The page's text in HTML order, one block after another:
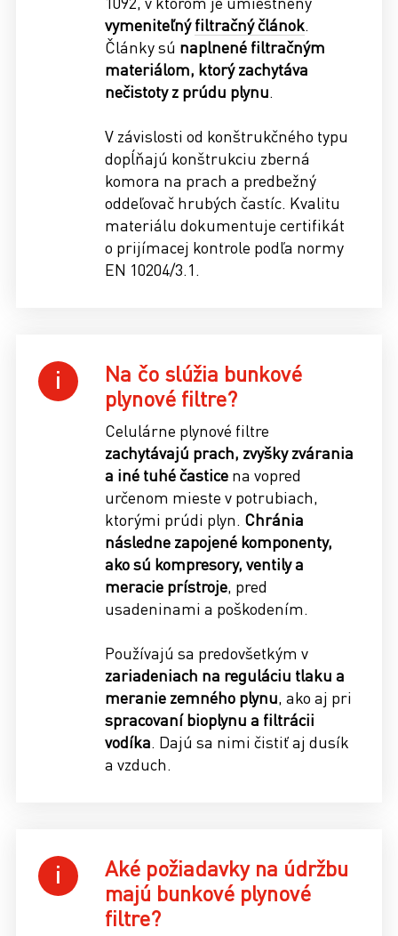
vymeniteľnýfiltračný článok.
Články sú naplnené filtračným
materiálom, ktorý zachytáva
nečistoty z prúdu plynu.
V závislosti od konštrukčného typu
dopĺňajú konštrukciu zberná
komora na prach a predbežný
oddeľovač hrubých častíc. Kvalitu
materiálu dokumentuje certifikát
o prijímacej kontrole podľa normy
EN 10204/3.1.
Na čo slúžia bunkové
plynové filtre?
Celulárne plynové filtre
zachytávajú prach, zvyšky zvárania
a iné tuhé častice na vopred
určenom mieste v potrubiach,
ktorými prúdi plyn. Chránia
následne zapojené komponenty,
ako sú kompresory, ventily a
meracie prístroje, pred
usadeninami a poškodením.
Používajú sa predovšetkým v
zariadeniach na reguláciu tlaku a
meranie zemného plynu, ako aj pri
spracovaní bioplynu a filtrácii
vodíka. Dajú sa nimi čistiť aj dusík
a vzduch.
Aké požiadavky na údržbu
majú bunkové plynové
filtre?